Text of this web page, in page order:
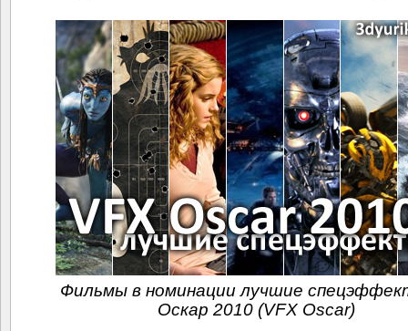
Фильмы в номинации лучшие
Оскар 2010 (VFX Oscar)